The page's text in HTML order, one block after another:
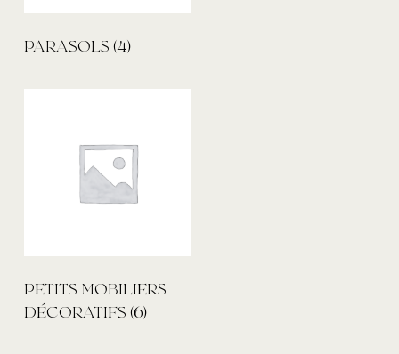
PARASOLS (4)
PETITS MOBILIERS
DÉCORATIFS (6)